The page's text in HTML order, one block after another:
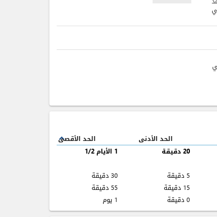
expand_less الحد الأدنى
الحد الأقصى
20 دقيقة
1 الأيام 1/2
5 دقيقة
30 دقيقة
15 دقيقة
55 دقيقة
0 دقيقة 1 يوم